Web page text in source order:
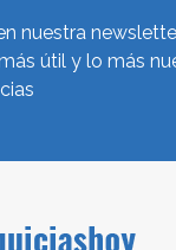
nuestra
útil y lo más